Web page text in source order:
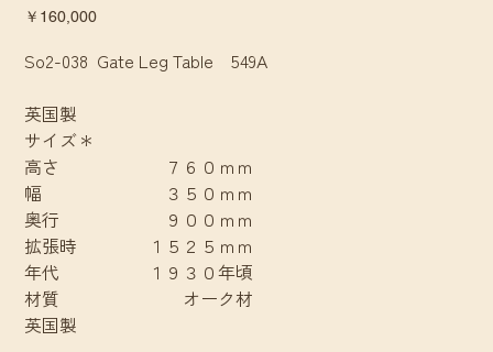
価
￥160,000
So2-038 Gate Leg Table 549A
英国製
サイズ＊
高さ ７６０ｍｍ
幅 ３５０ｍｍ
奥行 ９００ｍｍ
拡張時 １５２５ｍｍ
年代 １９３０年頃
材質 オーク材
英国製